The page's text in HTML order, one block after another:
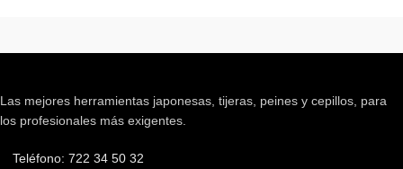
Las mejores herramientas japonesas, tijeras, peines y cepillos, para
los profesionales más exigentes.
Teléfono: 722 34 50 32